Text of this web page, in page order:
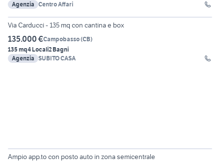
Agenzia Centro Affari
30
Via Carducci - 135 mq con cantina e box
135.000 €Campobasso(CB)
135 mq4 Locali2 Bagni
Agenzia SUBITO CASA
Ampio app.to con posto auto in zona semicentrale